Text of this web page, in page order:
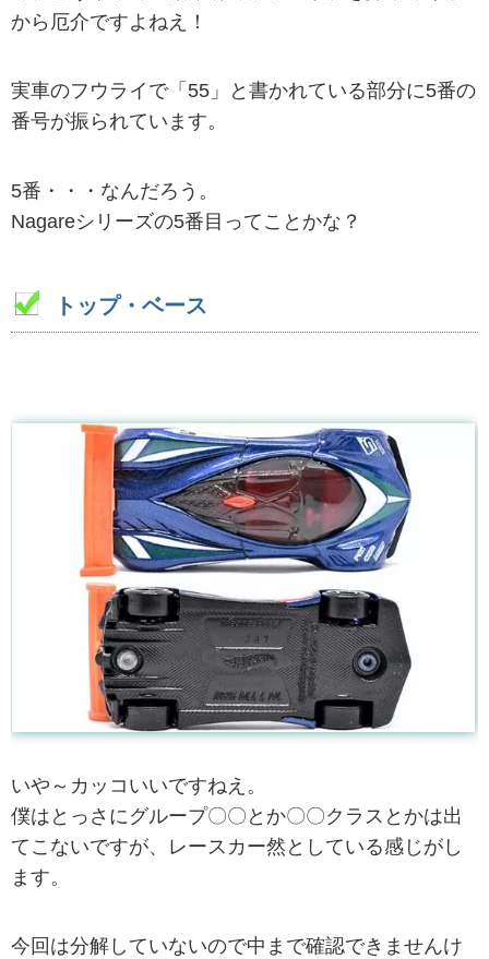
から厄介ですよねえ！
実車のフウライで「55」と書かれている部分に5番の
番号が振られています。
5番・・・なんだろう。
Nagareシリーズの5番目ってことかな？
トップ・ベース
いや～カッコいいですねえ。
僕はとっさにグループ〇〇とか〇〇クラスとかは出
てこないですが、レースカー然としている感じがし
ます。
今回は分解していないので中まで確認できませんけ